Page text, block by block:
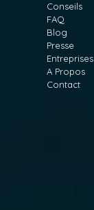
Conseils
FAQ
Blog
Presse
Entreprises
A Propos
Contact